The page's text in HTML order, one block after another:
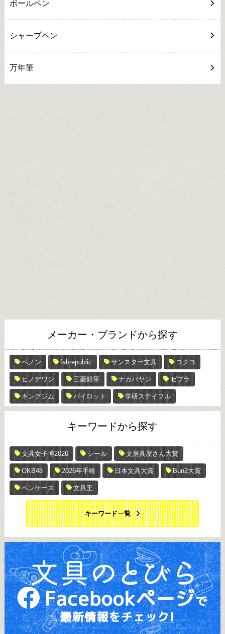
ボールペン
シャープペン
万年筆
メーカー・ブランドから探す
ペノン fabrepublic サンスター文具 コクヨ
ヒノデワシ 三菱鉛筆 ナカバヤシ ゼブラ
キングジム パイロット 学研ステイフル
キーワードから探す
文具女子博2026 シール 文房具屋さん大賞
OKB48 2026年手帳 日本文具大賞 Bun2大賞
ペンケース 文具王
キーワード一覧